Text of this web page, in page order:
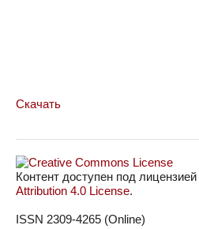
Скачать
Контент доступен под лицензией
Attribution 4.0 License.
ISSN 2309-4265 (Online)